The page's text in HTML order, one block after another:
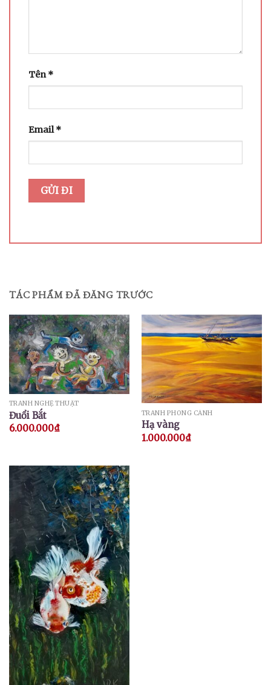
Tên*
Email*
TÁC PHẨM ĐÃ ĐĂNG TRƯỚC
TRANH NGHỆ THUẬT
Đuổi Bắt
6.000.000₫
TRANH PHONG CẢNH
Hạ vàng
1.000.000₫